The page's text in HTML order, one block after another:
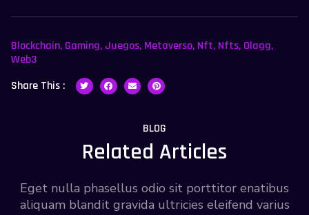
Blockchain, Gaming, Juegos, Metaverso, Nft, Nfts, Olagg,
Web3
Share This :
BLOG
Related Articles
Eget nulla phasellus odio sit porttitor enatibus
aliquam blandit gravida ultricies eleifend varius